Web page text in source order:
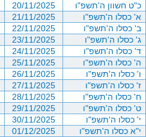
כ"ט חשוון ה'תשפ"ו
20/11/2025
א' כסלו ה'תשפ"ו
21/11/2025
ב' כסלו ה'תשפ"ו
22/11/2025
ג' כסלו ה'תשפ"ו
23/11/2025
ד' כסלו ה'תשפ"ו
24/11/2025
ה' כסלו ה'תשפ"ו
25/11/2025
ו' כסלו ה'תשפ"ו
26/11/2025
ז' כסלו ה'תשפ"ו
27/11/2025
ח' כסלו ה'תשפ"ו
28/11/2025
ט' כסלו ה'תשפ"ו
29/11/2025
י' כסלו ה'תשפ"ו
30/11/2025
י"א כסלו ה'תשפ"ו
01/12/2025